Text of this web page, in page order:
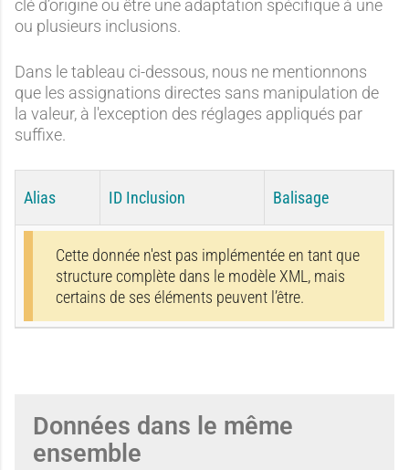
clé d’origine ou être une adaptation spécifique à une
ou plusieurs inclusions.
Dans le tableau ci-dessous, nous ne mentionnons
que les assignations directes sans manipulation de
la valeur, à l'exception des réglages appliqués par
suffixe.
Alias ID Inclusion Balisage
Cette donnée n'est pas implémentée en tant que
structure complète dans le modèle XML, mais
certains de ses éléments peuvent l’être.
Données dans le même
ensemble